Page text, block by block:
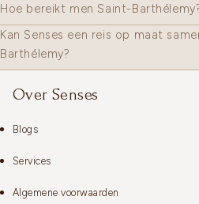
Hoe bereikt men Saint-
Kan Senses een reis op maat
Barthélemy?
Over Senses
Blogs
Services
Algemene voorwaarden